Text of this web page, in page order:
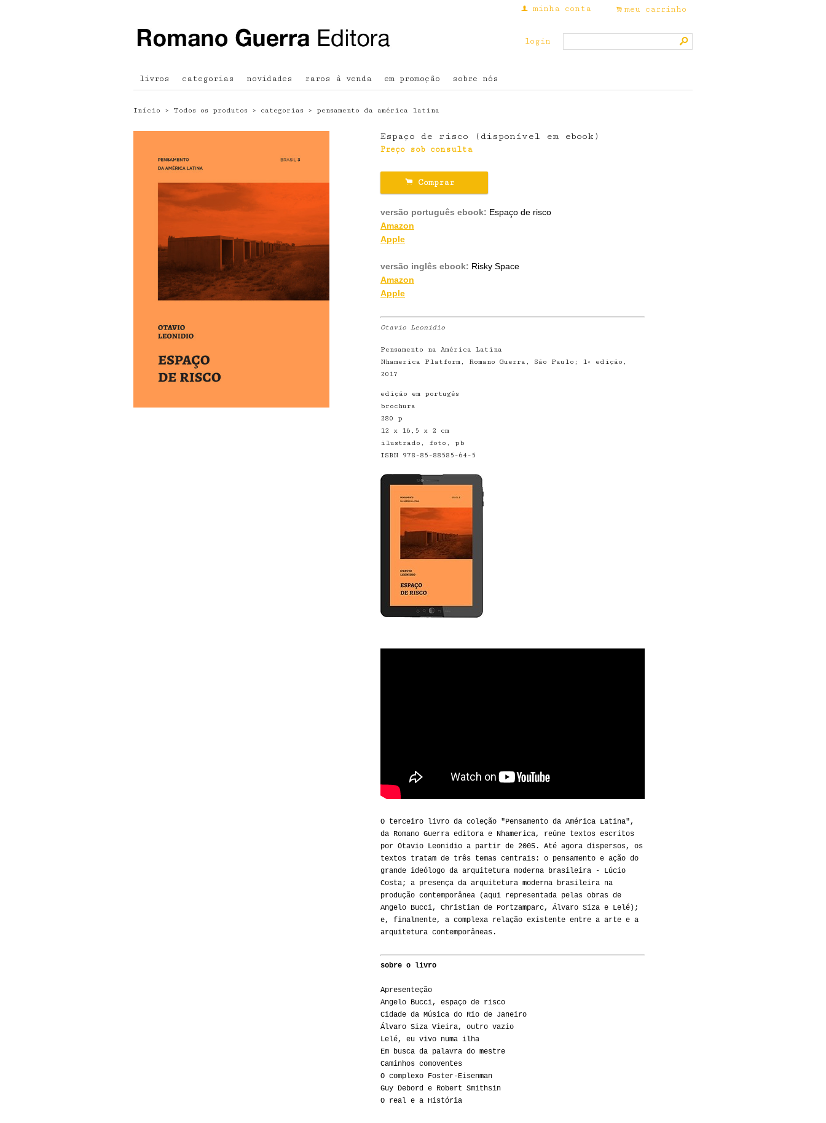
f minha conta . meu carrinho
login s
livros categorias novidades raros à venda em promoção sobre nós
Início › Todos os produtos › categorias › pensamento da américa latina
Espaço de risco (disponível em ebook)
Preço sob consulta
.Comprar
versão português ebook: Espaço de risco
Amazon
Apple
versão inglês ebook: Risky Space
Amazon
Apple
Otavio Leonidio
Pensamento na América Latina
Nhamerica Platform, Romano Guerra, São Paulo; 1ª edição,
2017
edição em portugês
brochura
280 p
12 x 16,5 x 2 cm
ilustrado, foto, pb
ISBN 978-85-88585-64-5
O terceiro livro da coleção "Pensamento da América Latina",
da Romano Guerra editora e Nhamerica, reúne textos escritos
por Otavio Leonidio a partir de 2005. Até agora dispersos, os
textos tratam de três temas centrais: o pensamento e ação do
grande ideólogo da arquitetura moderna brasileira - Lúcio
Costa; a presença da arquitetura moderna brasileira na
produção contemporânea (aqui representada pelas obras de
Angelo Bucci, Christian de Portzamparc, Álvaro Siza e Lelé);
e, finalmente, a complexa relação existente entre a arte e a
arquitetura contemporâneas.
sobre o livro
Apresenteção
Angelo Bucci, espaço de risco
Cidade da Música do Rio de Janeiro
Álvaro Siza Vieira, outro vazio
Lelé, eu vivo numa ilha
Em busca da palavra do mestre
Caminhos comoventes
O complexo Foster-Eisenman
Guy Debord e Robert Smithsin
O real e a História